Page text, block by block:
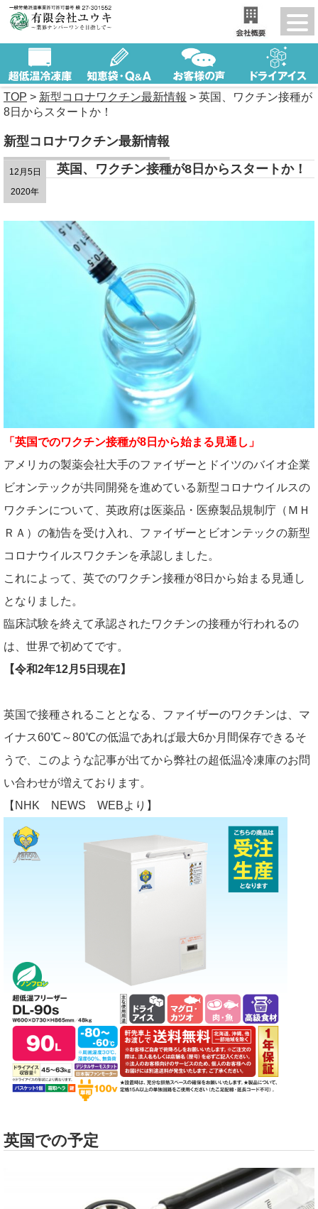
TOP > 新型コロナワクチン最新情報 > 英国、ワクチン接種が
8日からスタートか！
新型コロナワクチン最新情報
12月5日
2020年
英国、ワクチン接種が8日からスタートか！
「英国でのワクチン接種が8日から始まる見通し」
アメリカの製薬会社大手のファイザーとドイツのバイオ企業
ビオンテックが共同開発を進めている新型コロナウイルスの
ワクチンについて、英政府は医薬品・医療製品規制庁（ＭＨ
ＲＡ）の勧告を受け入れ、ファイザーとビオンテックの新型
コロナウイルスワクチンを承認しました。
これによって、英でのワクチン接種が8日から始まる見通し
となりました。
臨床試験を終えて承認されたワクチンの接種が行われるの
は、世界で初めてです。
【令和2年12月5日現在】
英国で接種されることとなる、ファイザーのワクチンは、マ
イナス60℃～80℃の低温であれば最大6か月間保存できるそ
うで、このような記事が出てから弊社の超低温冷凍庫のお問
い合わせが増えております。
【NHK NEWS WEBより】
英国での予定